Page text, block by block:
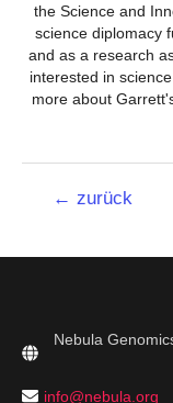
the Science and
science diplomacy
and as a research
interested in
more about
Beitrags-
← zurück
Nebula
info@nebula.org